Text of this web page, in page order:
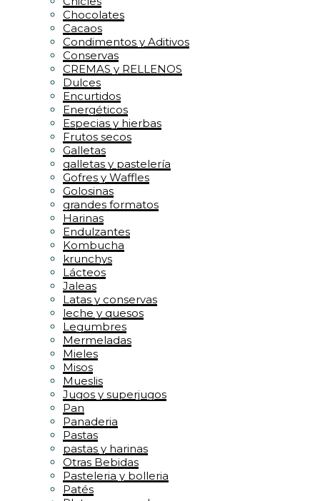
Chocolates
Cacaos
Condimentos y Aditivos
Conservas
CREMAS y RELLENOS
Dulces
Encurtidos
Energéticos
Especias y hierbas
Frutos secos
Galletas
galletas y pastelería
Gofres y Waffles
Golosinas
grandes formatos
Harinas
Endulzantes
Kombucha
krunchys
Lácteos
Jaleas
Latas y conservas
leche y quesos
Legumbres
Mermeladas
Mieles
Misos
Mueslis
Jugos y superjugos
Pan
Panaderia
Pastas
pastas y harinas
Otras Bebidas
Pasteleria y bolleria
Patés